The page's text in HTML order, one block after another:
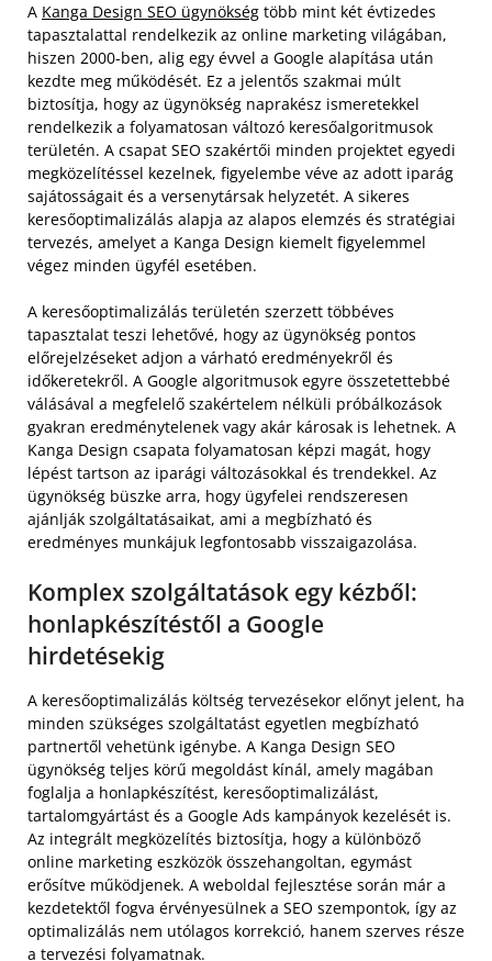
A Kanga Design SEO ügynökség több mint két évtizedes
tapasztalattal rendelkezik az online marketing világában,
hiszen 2000-ben, alig egy évvel a Google alapítása után
kezdte meg működését. Ez a jelentős szakmai múlt
biztosítja, hogy az ügynökség naprakész ismeretekkel
rendelkezik a folyamatosan változó keresőalgoritmusok
területén. A csapat SEO szakértői minden projektet egyedi
megközelítéssel kezelnek, figyelembe véve az adott iparág
sajátosságait és a versenytársak helyzetét. A sikeres
keresőoptimalizálás alapja az alapos elemzés és stratégiai
tervezés, amelyet a Kanga Design kiemelt figyelemmel
végez minden ügyfél esetében.
A keresőoptimalizálás területén szerzett többéves
tapasztalat teszi lehetővé, hogy az ügynökség pontos
előrejelzéseket adjon a várható eredményekről és
időkeretekről. A Google algoritmusok egyre összetettebbé
válásával a megfelelő szakértelem nélküli próbálkozások
gyakran eredménytelenek vagy akár károsak is lehetnek. A
Kanga Design csapata folyamatosan képzi magát, hogy
lépést tartson az iparági változásokkal és trendekkel. Az
ügynökség büszke arra, hogy ügyfelei rendszeresen
ajánlják szolgáltatásaikat, ami a megbízható és
eredményes munkájuk legfontosabb visszaigazolása.
Komplex szolgáltatások egy kézből:
honlapkészítéstől a Google
hirdetésekig
A keresőoptimalizálás költség tervezésekor előnyt jelent, ha
minden szükséges szolgáltatást egyetlen megbízható
partnertől vehetünk igénybe. A Kanga Design SEO
ügynökség teljes körű megoldást kínál, amely magában
foglalja a honlapkészítést, keresőoptimalizálást,
tartalomgyártást és a Google Ads kampányok kezelését is.
Az integrált megközelítés biztosítja, hogy a különböző
online marketing eszközök összehangoltan, egymást
erősítve működjenek. A weboldal fejlesztése során már a
kezdetektől fogva érvényesülnek a SEO szempontok, így az
optimalizálás nem utólagos korrekció, hanem szerves része
a tervezési folyamatnak.